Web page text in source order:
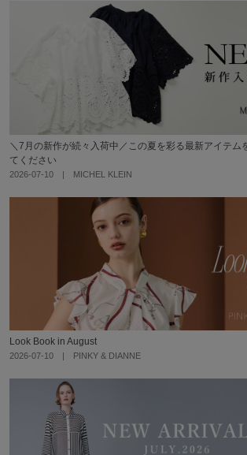
＼7月の新作が続々入荷中／この夏を彩る最新アイテム
てください
2026-07-10 | MICHEL KLEIN
Look Book in August
2026-07-10 | PINKY & DIANNE